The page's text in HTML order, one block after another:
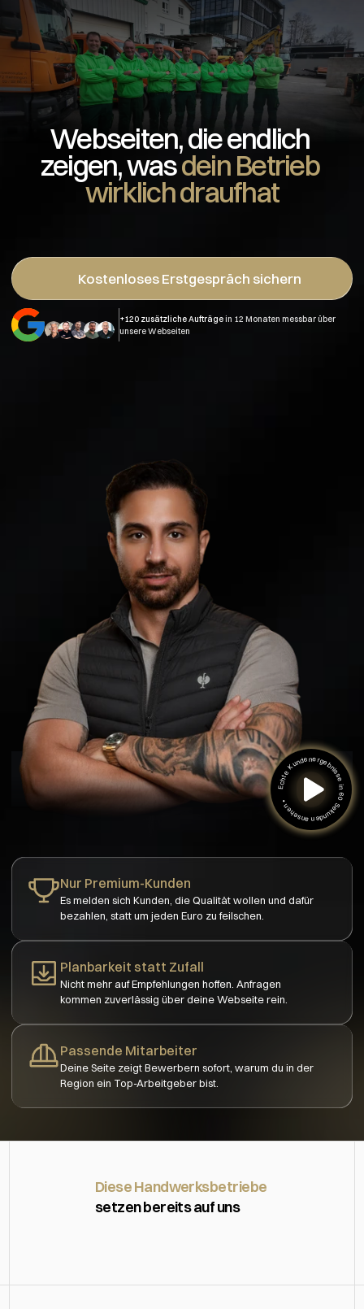
Für Handwerks- & Baubetriebe
Webseiten, die endlich
zeigen, was dein Betrieb
wirklich draufhat
Kostenloses Erstgespräch sichern
+120 zusätzliche Aufträge in 12 Monaten messbar über
unsere Webseiten
Echte Kundenergebnisse in 60 Sekunden ansehen •
Nur Premium-Kunden
Es melden sich Kunden, die Qualität wollen und dafür
bezahlen, statt um jeden Euro zu feilschen.
Planbarkeit statt Zufall
Nicht mehr auf Empfehlungen hoffen. Anfragen
kommen zuverlässig über deine Webseite rein.
Passende Mitarbeiter
Deine Seite zeigt Bewerbern sofort, warum du in der
Region ein Top-Arbeitgeber bist.
Diese Handwerksbetriebe
setzen bereits auf uns